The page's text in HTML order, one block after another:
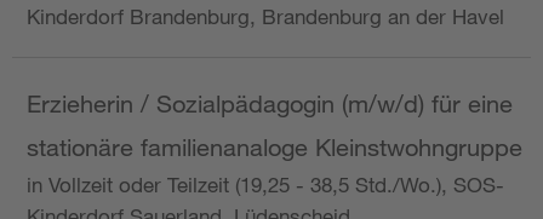
Kinderdorf Brandenburg, Brandenburg an der Havel
Erzieherin / Sozialpädagogin (m/w/d) für eine
stationäre familienanaloge Kleinstwohngruppe
in Vollzeit oder Teilzeit (19,25 - 38,5 Std./Wo.), SOS-